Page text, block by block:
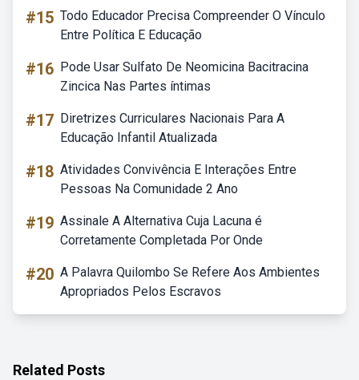
#15 Todo Educador Precisa Compreender O Vínculo
Entre Política E Educação
#16 Pode Usar Sulfato De Neomicina Bacitracina
Zincica Nas Partes íntimas
#17 Diretrizes Curriculares Nacionais Para A
Educação Infantil Atualizada
#18 Atividades Convivência E Interações Entre
Pessoas Na Comunidade 2 Ano
#19 Assinale A Alternativa Cuja Lacuna é
Corretamente Completada Por Onde
#20 A Palavra Quilombo Se Refere Aos Ambientes
Apropriados Pelos Escravos
Related Posts